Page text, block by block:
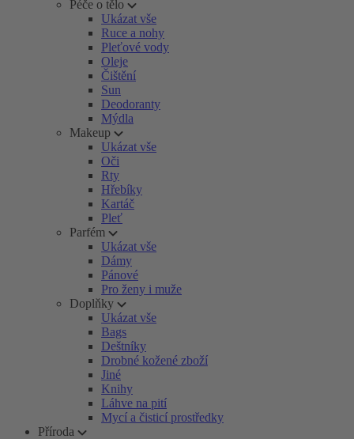
Péče o tělo
Ukázat vše
Ruce a nohy
Pleťové vody
Oleje
Čištění
Sun
Deodoranty
Mýdla
Makeup
Ukázat vše
Oči
Rty
Hřebíky
Kartáč
Pleť
Parfém
Ukázat vše
Dámy
Pánové
Pro ženy i muže
Doplňky
Ukázat vše
Bags
Deštníky
Drobné kožené zboží
Jiné
Knihy
Láhve na pití
Mycí a čisticí prostředky
Příroda